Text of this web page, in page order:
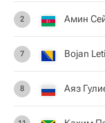
2 Амин
7 Bojan
8 Аяз